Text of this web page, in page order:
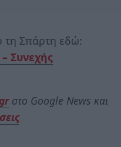
τη Σπάρτη εδώ:
Συνεχής
στο Google News και